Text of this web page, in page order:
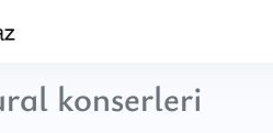
konserleri